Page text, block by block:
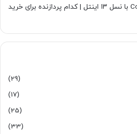
تفاوت لپتاپ های Core Ultra با نسل ۱۳ اینتل | کدام پردازنده برای خرید
(29)
(17)
(25)
(33)